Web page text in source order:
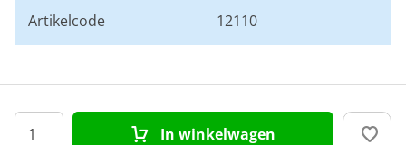
Artikelcode 12110
In winkelwagen